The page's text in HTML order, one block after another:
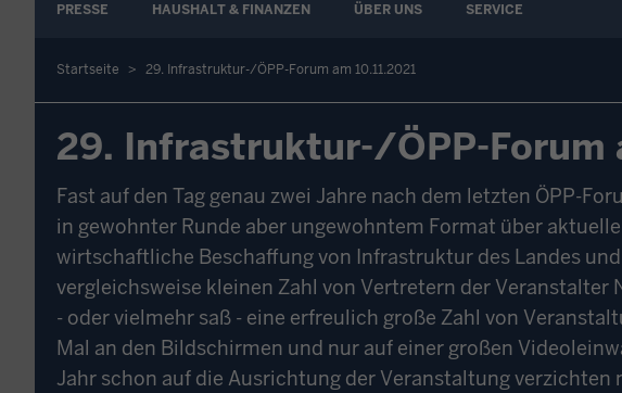
PRESSE HAUSHALT & FINANZEN ÜBER UNS SERVICE
Sie
befinden
hier
Startseite 29. Infrastruktur-/ÖPP-Forum am 10.11.2021
29. Infrastruktur-/ÖPP-Forum
Fast auf den Tag genau zwei Jahre nach dem letzten ÖPP-
in gewohnter Runde aber ungewohntem Format über
wirtschaftliche Beschaffung von Infrastruktur des Landes
vergleichsweise kleinen Zahl von Vertretern der Veranstalter
- oder vielmehr saß - eine erfreulich große Zahl von
Mal an den Bildschirmen und nur auf einer großen
Jahr schon auf die Ausrichtung der Veranstaltung